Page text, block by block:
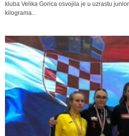
kluba Velika Gorica osvojila je u uzrastu
kilograma...